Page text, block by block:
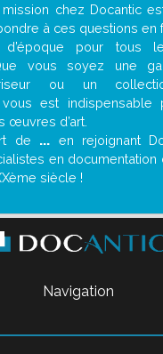
chez Docantic
à ces questions en
d’époque pour tous
vous soyez une
ou un
vous est indispensable
œuvres d’art.
de ... en rejoignant
en
siècle !
Navigation